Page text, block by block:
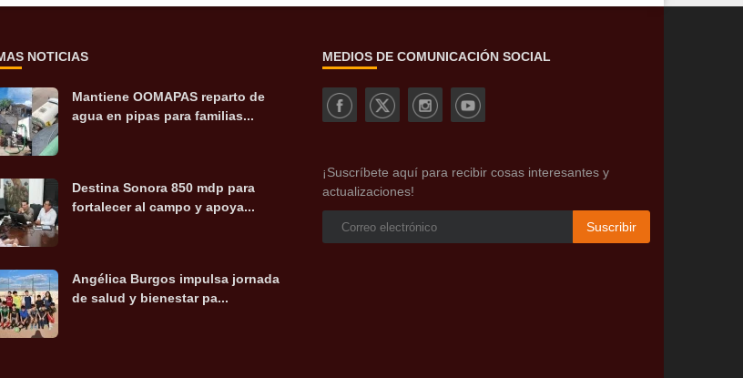
NOTICIAS
Mantiene OOMAPAS reparto de
agua en pipas para familias...
Destina Sonora 850 mdp para
fortalecer al campo y apoya...
Angélica Burgos impulsa jornada
de salud y bienestar pa...
MEDIOS DE COMUNICACIÓN SOCIAL
¡Suscríbete aquí para recibir cosas interesantes y
actualizaciones!
Suscribir